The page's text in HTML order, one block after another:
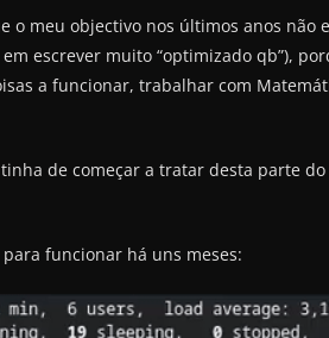
o meu objectivo nos últimos anos não
escrever muito “optimizado qb”),
a funcionar, trabalhar com
de começar a tratar desta parte
funcionar há uns meses: